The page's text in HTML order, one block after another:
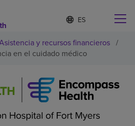
Lista
de
idiomas
contraída
d
o
m
e
l
e
c
y recursos financieros /
en el cuidado médico